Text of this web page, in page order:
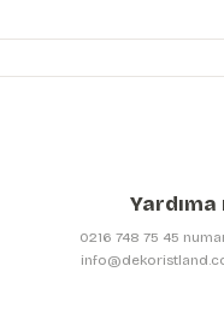
yetersiz gördüğünüz
Görüş ve önerileriniz için
Ürün resmi kalitesiz,
Ürün bilgilerinde hatalar
Yardıma
0216 748 75 45